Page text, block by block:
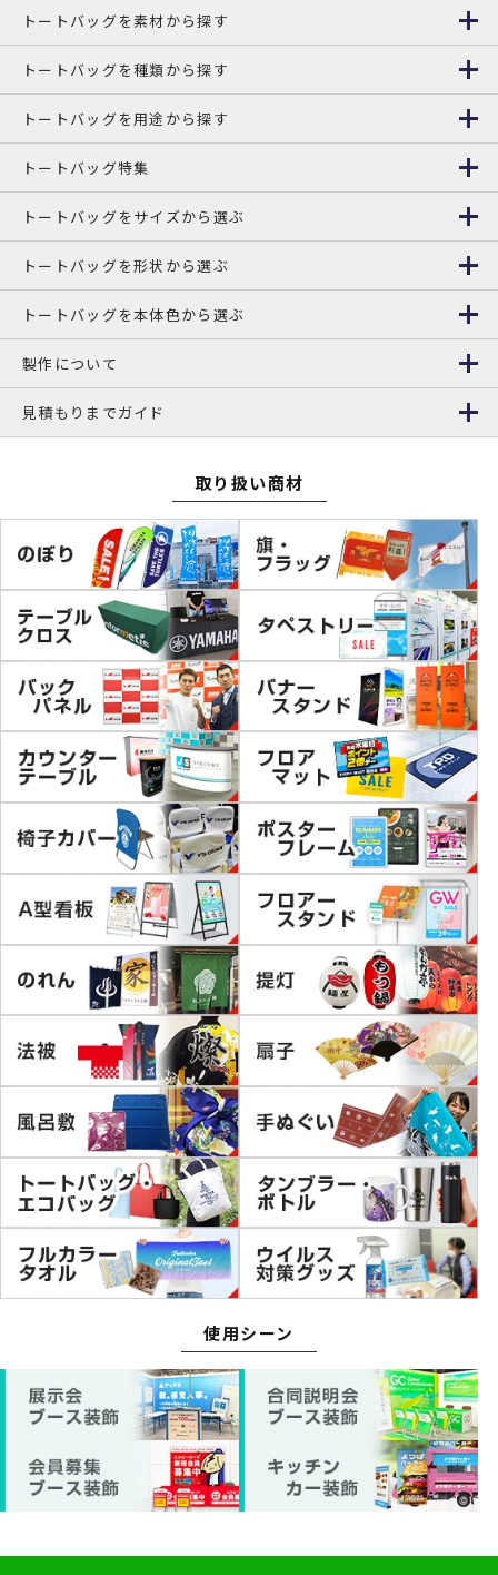
トートバッグを素材から探す
トートバッグを種類から探す
トートバッグを用途から探す
トートバッグ特集
トートバッグをサイズから選ぶ
トートバッグを形状から選ぶ
トートバッグを本体色から選ぶ
製作について
見積もりまでガイド
取り扱い商材
使用シーン